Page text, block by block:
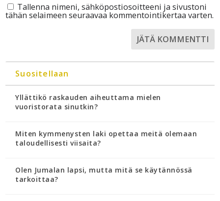
Tallenna nimeni, sähköpostiosoitteeni ja sivustoni
tähän selaimeen seuraavaa kommentointikertaa varten.
Suositellaan
Yllättikö raskauden aiheuttama mielen
vuoristorata sinutkin?
Miten kymmenysten laki opettaa meitä olemaan
taloudellisesti viisaita?
Olen Jumalan lapsi, mutta mitä se käytännössä
tarkoittaa?